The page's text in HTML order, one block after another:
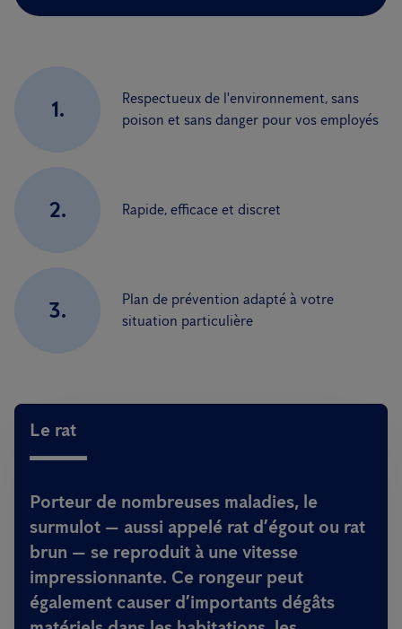
1.
Respectueux de l'environnement, sans
poison et sans danger pour vos employés
2. Rapide, efficace et discret
3.
Plan de prévention adapté à votre
situation particulière
Le rat
Porteur de nombreuses maladies, le
surmulot — aussi appelé rat d’égout ou rat
brun — se reproduit à une vitesse
impressionnante. Ce rongeur peut
également causer d’importants dégâts